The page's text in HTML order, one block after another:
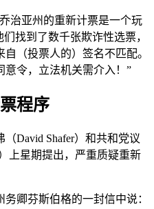
治亚州的重新计票是一个玩
找到了数千张欺诈性选票，
（投票人的）签名不匹配。
令，立法机关需介入！”
程序
David Shafer）和共和党议
上星期提出，严重质疑重新
卿芬斯伯格的一封信中说：